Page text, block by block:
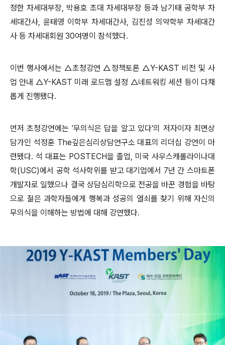
정한 차세대부장, 박용호 초대 차세대부장 등과 남기태 공학부 차
세대간사, 윤태영 이학부 차세대간사, 김진성 의약학부 차세대간
사 등 차세대회원 30여명이 참석했다.
이번 행사에서는 △초청강연 △정책토론 △Y-KAST 비전 및 사
업 안내 △Y-KAST 미래 로드맵 설정 △네트워킹 세션 등이 다채
롭게 진행됐다.
먼저 초청강연에는 '무의식은 답을 알고 있다'의 저자이자 최면상
담가인 석정훈 The깊은심리상담연구소 대표의 리더십 강연이 마
련됐다. 석 대표는 POSTECH을 졸업, 미국 사우스캐롤라이나대
학(USC)에서 공학 석사학위를 받고 대기업에서 7년 간 스마트폰
개발자로 일했으나 결국 상담심리학으로 전공을 바꾼 경험을 바탕
으로 젊은 과학자들에게 행복과 성공의 열쇠를 찾기 위해 자신의
무의식을 이해하는 방법에 대해 강연했다.